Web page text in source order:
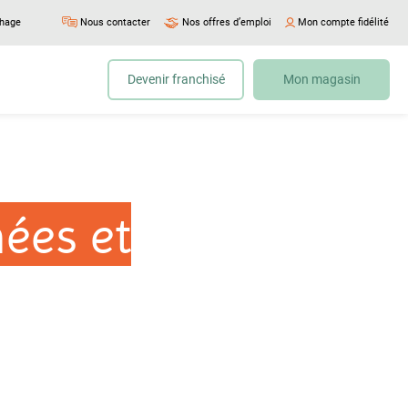
Nous contacter Nos offres d’emploi Mon compte fidélité
Devenir franchisé Mon magasin
et